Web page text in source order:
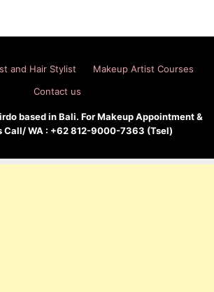
and Hair Stylist
Makeup Artist Courses
Contact us
based in Bali. For Makeup Appointment &
Call/ WA : +62 812-9000-7363 (Tsel)